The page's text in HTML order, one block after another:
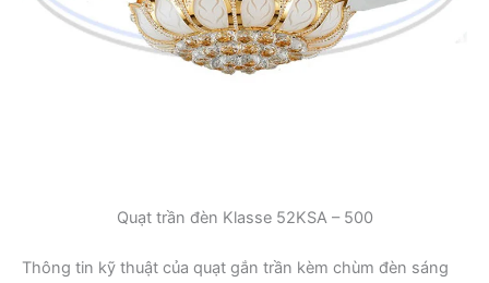
Quạt trần đèn Klasse 52KSA – 500
Thông tin kỹ thuật của quạt gắn trần kèm chùm đèn sáng